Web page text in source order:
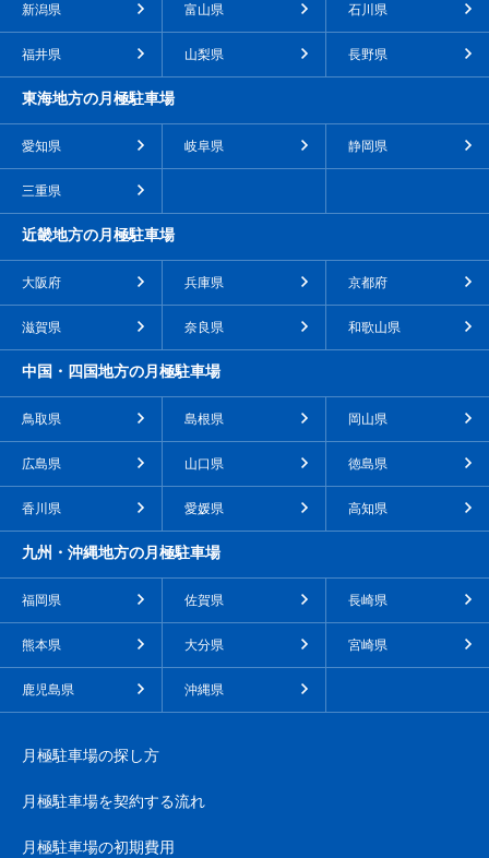
新潟県 富山県 石川県
福井県 山梨県 長野県
東海地方の月極駐車場
愛知県 岐阜県 静岡県
三重県
近畿地方の月極駐車場
大阪府 兵庫県 京都府
滋賀県 奈良県 和歌山県
中国・四国地方の月極駐車場
鳥取県 島根県 岡山県
広島県 山口県 徳島県
香川県 愛媛県 高知県
九州・沖縄地方の月極駐車場
福岡県 佐賀県 長崎県
熊本県 大分県 宮崎県
鹿児島県 沖縄県
月極駐車場の探し方
月極駐車場を契約する流れ
月極駐車場の初期費用